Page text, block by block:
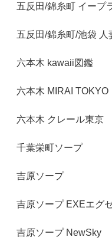
五反田/錦糸町 イープ
五反田/錦糸町/池袋 人
六本木 kawaii図鑑
六本木 MIRAI TOKYO
六本木 クレール東京
千葉栄町ソープ
吉原ソープ
吉原ソープ EXEエグ
吉原ソープ NewSky